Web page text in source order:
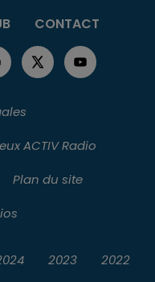
CONTACT
ACTIV Radio
Plan du site
2023 2022